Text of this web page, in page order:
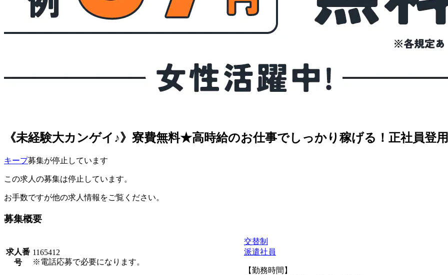
《未経験大カンゲイ♪》寮費無料★高時給のお仕事でしっかり稼げる！正社員登
キープ募集が停止しています
この求人の募集は停止しています。
お手数ですが他の求人情報をご覧ください。
募集概要
求人番
号
1165412
※電話応募で必要になります。
交替制
派遣社員
【勤務時間】